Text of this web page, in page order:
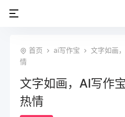
首页 ai写作宝
文字如画
情
文字如画，AI写作
热情